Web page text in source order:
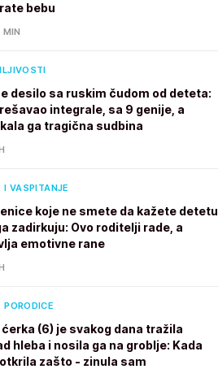
bebu
MIN
desilo sa ruskim čudom od deteta:
integrale, sa 9 genije, a
ga tragična sudbina
I VASPITANJE
koje ne smete da kažete detetu
zadirkuju: Ovo roditelji rade, a
emotivne rane
ćerka (6) je svakog dana tražila
hleba i nosila ga na groblje: Kada
zašto - zinula sam